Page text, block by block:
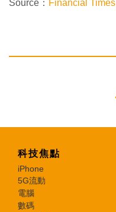
Source： Financial Times
科技焦點
iPhone
5G流動
電腦
數碼